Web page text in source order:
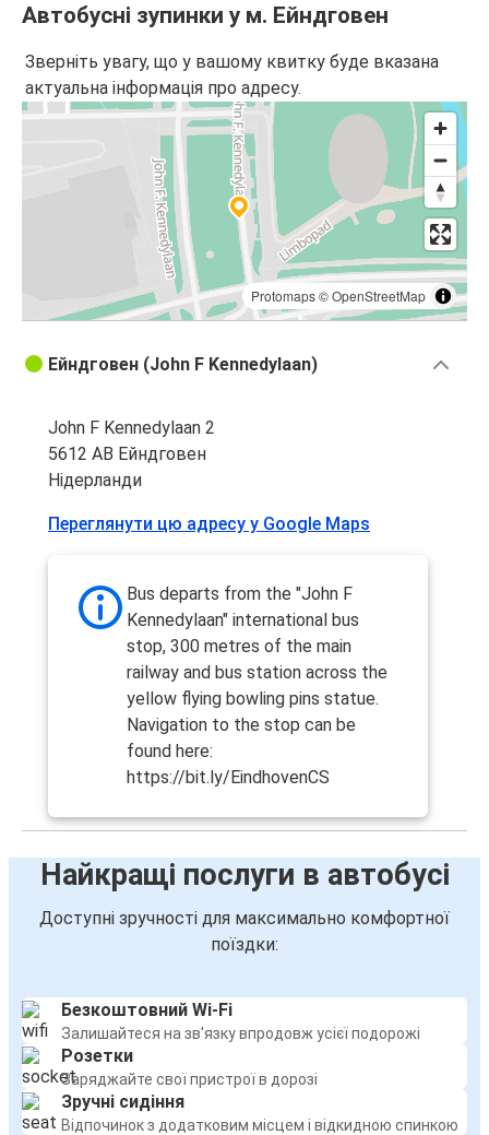
Ейндговен
Ейндговен
Ейндговен
Кельн
Гаага
Ейндговен
Кельн
Ейндговен
Гаага
Ейндговен
Берлін
Ейндговен
Ейндговен
Берлін
Люксембург
Ейндговен
Маастрихт
Ейндговен
Франкфурт
Аеропорт Дюссельдорфа
Ейндговен
Автобусні зупинки у м. Ейндговен
Зверніть увагу, що у вашому квитку буде вказана
актуальна інформація про адресу.
Protomaps©OpenStreetMap
Ейндговен (John F Kennedylaan)
John F Kennedylaan 2
5612 AB Ейндговен
Нідерланди
Переглянути цю адресу у Google Maps
Bus departs from the "John F
Kennedylaan" international bus
stop, 300 metres of the main
railway and bus station across the
yellow flying bowling pins statue.
Navigation to the stop can be
found here:
https://bit.ly/EindhovenCS
Найкращі послуги в автобусі
Доступні зручності для максимально комфортної
поїздки:
Безкоштовний Wi-Fi
Залишайтеся на зв'язку впродовж усієї подорожі
Розетки
Заряджайте свої пристрої в дорозі
Зручні сидіння
Відпочинок з додатковим місцем і відкидною спинкою